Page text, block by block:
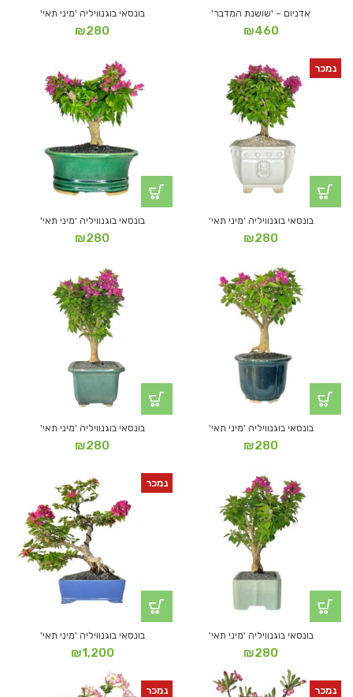
אדניום – 'שושנת המדבר'
₪460
בונסאי בוגנוויליה 'מיני תאי'
₪280
נמכר
בונסאי בוגנוויליה 'מיני תאי'
₪280
בונסאי בוגנוויליה 'מיני תאי'
₪280
בונסאי בוגנוויליה 'מיני תאי'
₪280
בונסאי בוגנוויליה 'מיני תאי'
₪280
בונסאי בוגנוויליה 'מיני תאי'
₪280
נמכר
בונסאי בוגנוויליה 'מיני תאי'
₪1,200
נמכר נמכר